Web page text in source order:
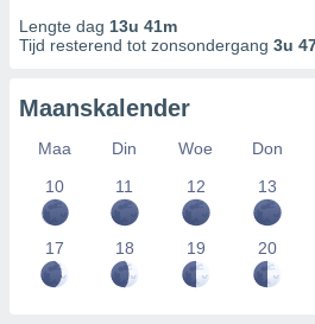
Lengte dag 13u 41m
Tijd resterend tot zonsondergang 3u
Maanskalender
Maa Din Woe Don
10
11 12 13
17 18 19 20